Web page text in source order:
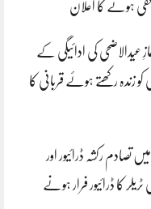
ہونے کا اعلان
عیدالاضحی کی ادائیگی کے
زندہ رکھتے ہوئے قربانی کا
میں تصادم رکشہ ڈرائیور اور
کا ڈرائیور فرار ہونے